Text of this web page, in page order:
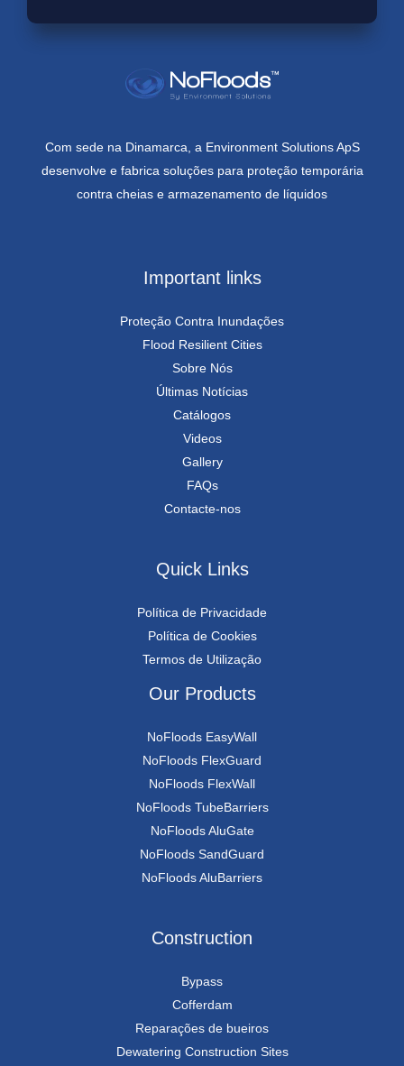
Com sede na Dinamarca, a Environment Solutions ApS
desenvolve e fabrica soluções para proteção temporária
contra cheias e armazenamento de líquidos
Important links
Proteção Contra Inundações
Flood Resilient Cities
Sobre Nós
Últimas Notícias
Catálogos
Videos
Gallery
FAQs
Contacte-nos
Quick Links
Política de Privacidade
Política de Cookies
Termos de Utilização
Our Products
NoFloods EasyWall
NoFloods FlexGuard
NoFloods FlexWall
NoFloods TubeBarriers
NoFloods AluGate
NoFloods SandGuard
NoFloods AluBarriers
Construction
Bypass
Cofferdam
Reparações de bueiros
Dewatering Construction Sites